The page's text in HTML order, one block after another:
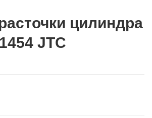
цилиндра
JTC